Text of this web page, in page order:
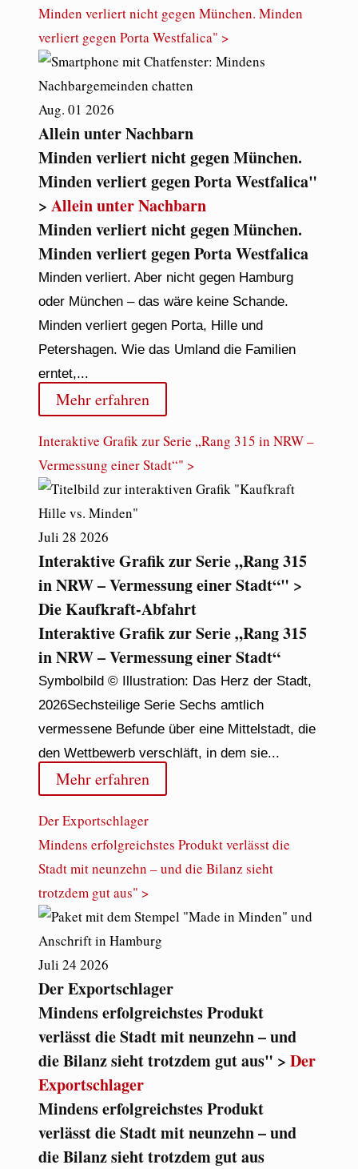
Minden verliert nicht gegen München. Minden
verliert gegen Porta Westfalica" >
Aug. 01 2026
Allein unter Nachbarn
Minden verliert nicht gegen München.
Minden verliert gegen Porta Westfalica"
> Allein unter Nachbarn
Minden verliert nicht gegen München.
Minden verliert gegen Porta Westfalica
Minden verliert. Aber nicht gegen Hamburg
oder München – das wäre keine Schande.
Minden verliert gegen Porta, Hille und
Petershagen. Wie das Umland die Familien
erntet,...
Mehr erfahren
Interaktive Grafik zur Serie „Rang 315 in NRW –
Vermessung einer Stadt“" >
Juli 28 2026
Interaktive Grafik zur Serie „Rang 315
in NRW – Vermessung einer Stadt“" >
Die Kaufkraft-Abfahrt
Interaktive Grafik zur Serie „Rang 315
in NRW – Vermessung einer Stadt“
Symbolbild © Illustration: Das Herz der Stadt,
2026Sechsteilige Serie Sechs amtlich
vermessene Befunde über eine Mittelstadt, die
den Wettbewerb verschläft, in dem sie...
Mehr erfahren
Der Exportschlager
Mindens erfolgreichstes Produkt verlässt die
Stadt mit neunzehn – und die Bilanz sieht
trotzdem gut aus" >
Juli 24 2026
Der Exportschlager
Mindens erfolgreichstes Produkt
verlässt die Stadt mit neunzehn – und
die Bilanz sieht trotzdem gut aus" > Der
Exportschlager
Mindens erfolgreichstes Produkt
verlässt die Stadt mit neunzehn – und
die Bilanz sieht trotzdem gut aus